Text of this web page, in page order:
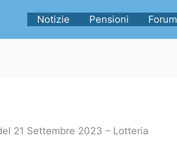
Notizie Pensioni Forum
21 Settembre 2023 – Lotteria